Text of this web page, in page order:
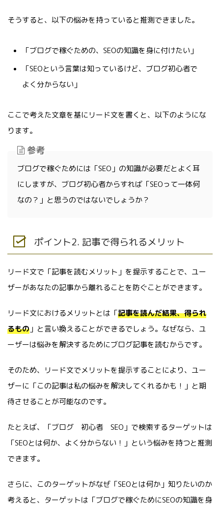
そうすると、以下の悩みを持っていると推測できました。
「ブログで稼ぐための、SEOの知識を身に付けたい」
「SEOという言葉は知っているけど、ブログ初心者で
よく分からない」
ここで考えた文章を基にリード文を書くと、以下のようにな
ります。
参考
ブログで稼ぐためには「SEO」の知識が必要だとよく耳
にしますが、ブログ初心者からすれば「SEOって一体何
なの？」と思うのではないでしょうか？
ポイント2. 記事で得られるメリット
リード文で「記事を読むメリット」を提示することで、ユー
ザーがあなたの記事から離れることを防ぐことができます。
リード文におけるメリットとは「記事を読んだ結果、得られ
るもの 」と言い換えることができるでしょう。なぜなら、ユ
ーザーは悩みを解決するためにブログ記事を読むからです。
そのため、リード文でメリットを提示することにより、ユー
ザーに「この記事は私の悩みを解決してくれるかも！」と期
待させることが可能なのです。
たとえば、「ブログ 初心者 SEO」で検索するターゲットは
「SEOとは何か、よく分からない！」という悩みを持つと推測
できます。
さらに、このターゲットがなぜ「SEOとは何か」知りたいのか
考えると、ターゲットは「ブログで稼ぐためにSEOの知識を身